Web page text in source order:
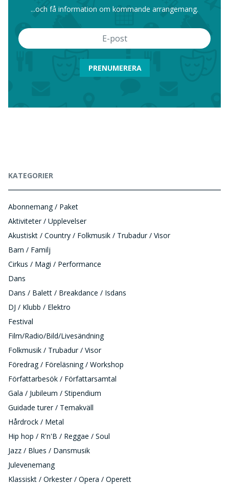
...och få information om kommande arrangemang.
PRENUMERERA
KATEGORIER
Abonnemang / Paket
Aktiviteter / Upplevelser
Akustiskt / Country / Folkmusik / Trubadur / Visor
Barn / Familj
Cirkus / Magi / Performance
Dans
Dans / Balett / Breakdance / Isdans
DJ / Klubb / Elektro
Festival
Film/Radio/Bild/Livesändning
Folkmusik / Trubadur / Visor
Föredrag / Föreläsning / Workshop
Författarbesök / Författarsamtal
Gala / Jubileum / Stipendium
Guidade turer / Temakväll
Hårdrock / Metal
Hip hop / R'n'B / Reggae / Soul
Jazz / Blues / Dansmusik
Julevenemang
Klassiskt / Orkester / Opera / Operett